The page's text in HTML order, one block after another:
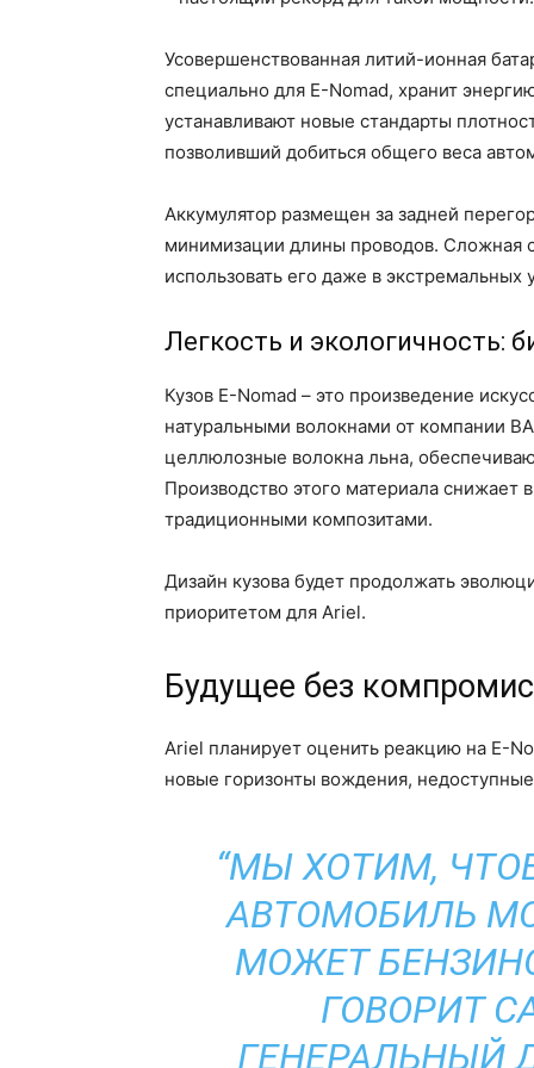
Усовершенствованная литий-ионная
специально для E-Nomad, хранит
устанавливают новые стандарты
позволивший добиться общего веса
Аккумулятор размещен за задней
минимизации длины проводов. Сложная
использовать его даже в
Легкость и экологичность:
Кузов E-Nomad – это произведение
натуральными волокнами от компании
целлюлозные волокна льна,
Производство этого материала снижает
традиционными композитами.
Дизайн кузова будет продолжать
приоритетом для Ariel.
Будущее без
Ariel планирует оценить реакцию на E-
новые горизонты вождения,
“МЫ ХОТИМ,
АВТОМОБИЛЬ
МОЖЕТ
ГОВОРИТ
ГЕНЕРАЛЬНЫЙ